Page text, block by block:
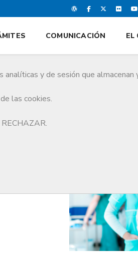
y de sesión que almacenan
las cookies.
COMUNICACIÓN EL
profesionales